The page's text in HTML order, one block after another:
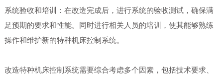
系统验收和培训：在改造完成后，进行系统的验收测试，确保满
足预期的要求和性能。同时进行相关人员的培训，使其能够熟练
操作和维护新的特种机床控制系统。
改造特种机床控制系统需要综合考虑多个因素，包括技术要求、